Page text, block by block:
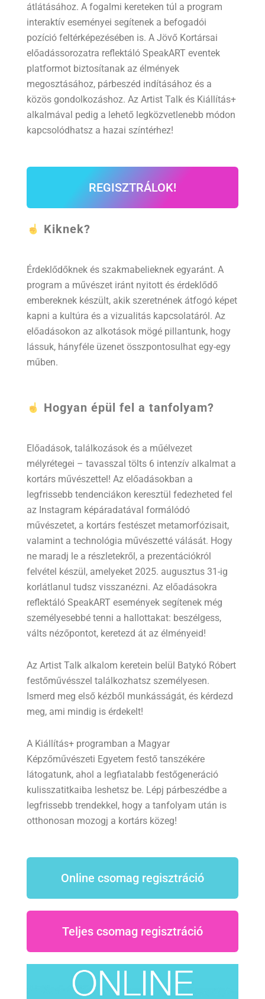
átlátásához. A fogalmi kereteken túl a program
interaktív eseményei segítenek a befogadói
pozíció feltérképezésében is. A Jövő Kortársai
előadássorozatra reflektáló SpeakART eventek
platformot biztosítanak az élmények
megosztásához, párbeszéd indításához és a
közös gondolkozáshoz. Az Artist Talk és Kiállítás+
alkalmával pedig a lehető legközvetlenebb módon
kapcsolódhatsz a hazai színtérhez!
REGISZTRÁLOK!
Kiknek?
Érdeklődőknek és szakmabelieknek egyaránt. A
program a művészet iránt nyitott és érdeklődő
embereknek készült, akik szeretnének átfogó képet
kapni a kultúra és a vizualitás kapcsolatáról. Az
előadásokon az alkotások mögé pillantunk, hogy
lássuk, hányféle üzenet összpontosulhat egy-egy
műben.
Hogyan épül fel a tanfolyam?
Előadások, találkozások és a műélvezet
mélyrétegei – tavasszal tölts 6 intenzív alkalmat a
kortárs művészettel! Az előadásokban a
legfrissebb tendenciákon keresztül fedezheted fel
az Instagram képáradatával formálódó
művészetet, a kortárs festészet metamorfózisait,
valamint a technológia művészetté válását. Hogy
ne maradj le a részletekről, a prezentációkról
felvétel készül, amelyeket 2025. augusztus 31-ig
korlátlanul tudsz visszanézni. Az előadásokra
reflektáló SpeakART események segítenek még
személyesebbé tenni a hallottakat: beszélgess,
válts nézőpontot, keretezd át az élményeid!
Az Artist Talk alkalom keretein belül Batykó Róbert
festőművésszel találkozhatsz személyesen.
Ismerd meg első kézből munkásságát, és kérdezd
meg, ami mindig is érdekelt!
A Kiállítás+ programban a Magyar
Képzőművészeti Egyetem festő tanszékére
látogatunk, ahol a legfiatalabb festőgeneráció
kulisszatitkaiba leshetsz be. Lépj párbeszédbe a
legfrissebb trendekkel, hogy a tanfolyam után is
otthonosan mozogj a kortárs közeg!
Online csomag regisztráció
Teljes csomag regisztráció